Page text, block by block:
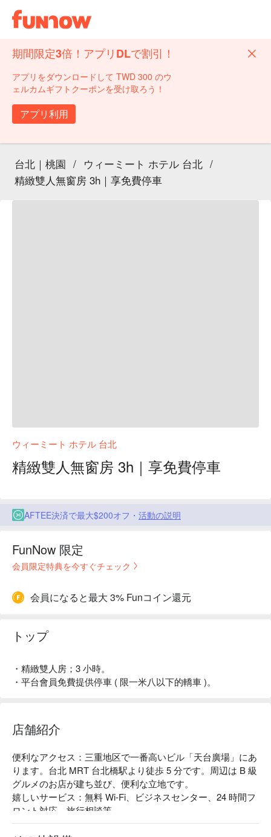
期間限定3倍！アプリDLで割引！
アプリをダウンロードして TWD 300 のウ
ェルカムギフトクーポンを受け取ろう！
アプリ利用
台北｜桃園 / ウィーミート ホテル 台北 /
精緻雙人無窗房 3h｜享免費停車
ウィーミート ホテル 台北
精緻雙人無窗房 3h｜享免費停車
AFTEE決済で最大$200オフ・ 活動の説明
FunNow 限定
会員限定特典を今すぐチェック
会員になると最大 3% Funコイン還元
トップ
・精緻雙人房；3 小時。
・平台會員免費提供停車 ( 限一米八以下的轎車 )。
店舗紹介
便利なアクセス：三重地区で一番高いビル「天台廣場」にあ
ります。台北 MRT 台北橋駅より徒歩 5 分です。周辺は B 級
グルメのお店が建ち並び、便利な立地です。
嬉しいサービス：無料 Wi-Fi、ビジネスセンター、24 時間フ
ロント対応、旅行相談等。
スタイル：シンプルでモダンなデザイン、木の暖かみのある